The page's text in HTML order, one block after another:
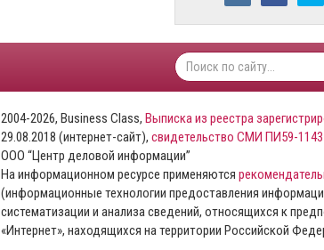
2004-2026, Business Class, Выписка из реестра
29.08.2018 (интернет-сайт), свидетельство СМИ ПИ59-1143
ООО “Центр деловой информации”
На информационном ресурсе применяются
(информационные технологии предоставления
систематизации и анализа сведений, относящихся к
«Интернет», находящихся на территории Российской